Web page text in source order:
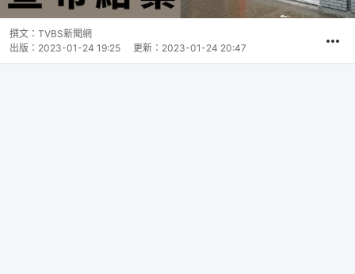
撰文： TVBS新聞網
出版： 2023-01-24 19:25 更新： 2023-01-24 20:47